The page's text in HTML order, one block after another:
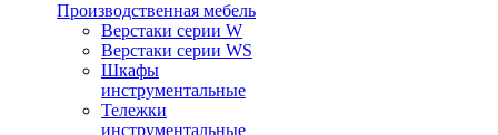
Производственная мебель
Верстаки серии W
Верстаки серии WS
Шкафы
инструментальные
Тележки
инструментальные